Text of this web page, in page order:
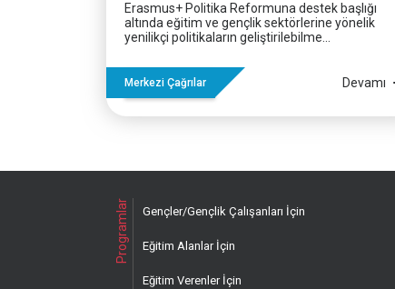
Erasmus+ Politika Reformuna destek başlığı
altında eğitim ve gençlik sektörlerine yönelik
yenilikçi politikaların geliştirilebilme...
Merkezi Çağrılar Devamı
Programlar Gençler/Gençlik Çalışanları İçin
Eğitim Alanlar İçin
Eğitim Verenler İçin